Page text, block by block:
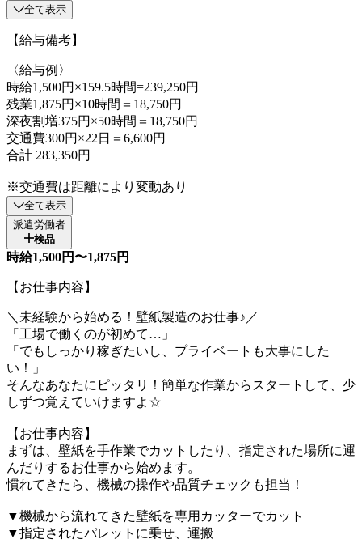
全て表示
【給与備考】
〈給与例〉
時給1,500円×159.5時間=239,250円
残業1,875円×10時間＝18,750円
深夜割増375円×50時間＝18,750円
交通費300円×22日＝6,600円
合計 283,350円
※交通費は距離により変動あり
全て表示
派遣労働者
検品
時給1,500円〜1,875円
【お仕事内容】
＼未経験から始める！壁紙製造のお仕事♪／
「工場で働くのが初めて…」
「でもしっかり稼ぎたいし、プライベートも大事にした
い！」
そんなあなたにピッタリ！簡単な作業からスタートして、少
しずつ覚えていけますよ☆
【お仕事内容】
まずは、壁紙を手作業でカットしたり、指定された場所に運
んだりするお仕事から始めます。
慣れてきたら、機械の操作や品質チェックも担当！
▼機械から流れてきた壁紙を専用カッターでカット
▼指定されたパレットに乗せ、運搬